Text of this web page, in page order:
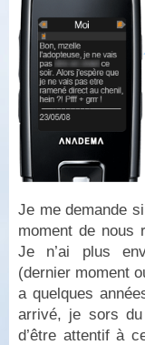
Je me demande
moment de nous
Je n’ai plus
(dernier moment
a quelques
arrivé, je sors du
d’être attentif à